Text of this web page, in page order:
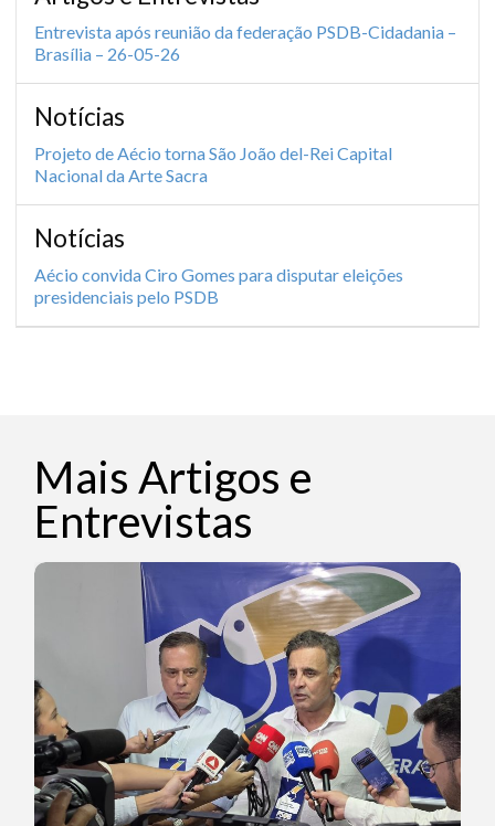
Entrevista após reunião da federação PSDB-Cidadania –
Brasília – 26-05-26
Notícias
Projeto de Aécio torna São João del-Rei Capital
Nacional da Arte Sacra
Notícias
Aécio convida Ciro Gomes para disputar eleições
presidenciais pelo PSDB
Mais Artigos e
Entrevistas